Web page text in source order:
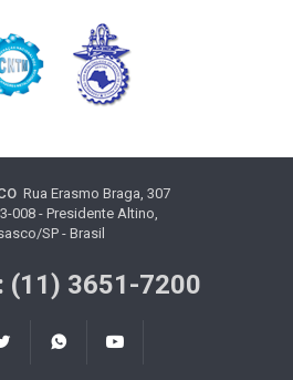
Rua Erasmo Braga, 307
008 - Presidente Altino,
SP - Brasil
(11) 3651-7200